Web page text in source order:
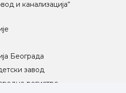
и канализација“
Београда
завод
регистре